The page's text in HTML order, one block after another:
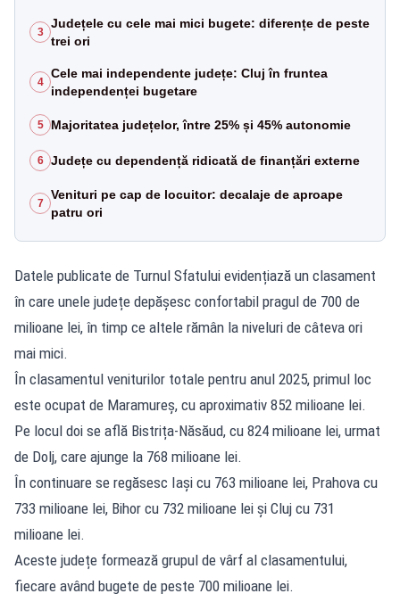
3
Județele cu cele mai mici bugete: diferențe de peste
trei ori
4
Cele mai independente județe: Cluj în fruntea
independenței bugetare
5 Majoritatea județelor, între 25% și 45% autonomie
6 Județe cu dependență ridicată de finanțări externe
7
Venituri pe cap de locuitor: decalaje de aproape
patru ori
Datele publicate de Turnul Sfatului evidențiază un clasament
în care unele județe depășesc confortabil pragul de 700 de
milioane lei, în timp ce altele rămân la niveluri de câteva ori
mai mici.
În clasamentul veniturilor totale pentru anul 2025, primul loc
este ocupat de Maramureș, cu aproximativ 852 milioane lei.
Pe locul doi se află Bistrița-Năsăud, cu 824 milioane lei, urmat
de Dolj, care ajunge la 768 milioane lei.
În continuare se regăsesc Iași cu 763 milioane lei, Prahova cu
733 milioane lei, Bihor cu 732 milioane lei și Cluj cu 731
milioane lei.
Aceste județe formează grupul de vârf al clasamentului,
fiecare având bugete de peste 700 milioane lei.